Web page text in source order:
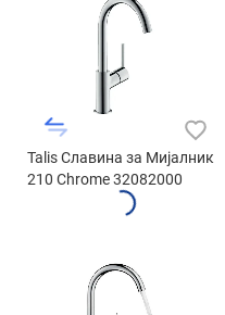
Talis Славина за Мијалник
210 Chrome 32082000